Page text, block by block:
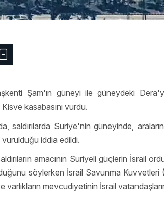
Şam'ın güneyi ile güneydeki
kasabasını vurdu.
saldırılarda Suriye'nin güneyinde,
iddia edildi.
amacının Suriyeli güçlerin İsrail
söylerken İsrail Savunma Kuvvetleri
mevcudiyetinin İsrail